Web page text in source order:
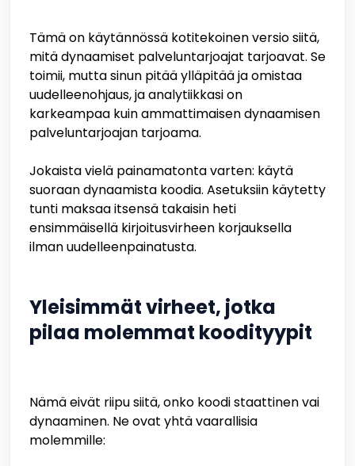
Tämä on käytännössä kotitekoinen versio siitä,
mitä dynaamiset palveluntarjoajat tarjoavat. Se
toimii, mutta sinun pitää ylläpitää ja omistaa
uudelleenohjaus, ja analytiikkasi on
karkeampaa kuin ammattimaisen dynaamisen
palveluntarjoajan tarjoama.
Jokaista vielä painamatonta varten: käytä
suoraan dynaamista koodia. Asetuksiin käytetty
tunti maksaa itsensä takaisin heti
ensimmäisellä kirjoitusvirheen korjauksella
ilman uudelleenpainatusta.
Yleisimmät virheet, jotka
pilaa molemmat koodityypit
Nämä eivät riipu siitä, onko koodi staattinen vai
dynaaminen. Ne ovat yhtä vaarallisia
molemmille: